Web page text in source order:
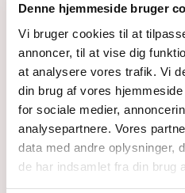
Denne hjemmeside bruger
Vi bruger cookies til at
annoncer, til at vise dig
at analysere vores trafik. Vi
din brug af vores
for sociale medier,
analysepartnere. Vores
data med andre oplysninger,
de har indsamlet fra din brug